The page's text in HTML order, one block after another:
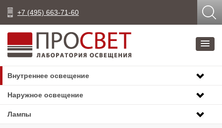
+7 (495) 663-71-60
Внутреннее освещение
Наружное освещение
Лампы